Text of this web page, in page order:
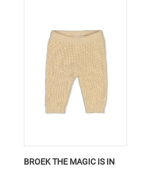
BROEK THE MAGIC IS IN